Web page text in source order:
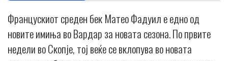
Францускиот среден бек Матео Фадуил е едно од
новите имиња во Вардар за новата сезона. По првите
недели во Скопје, тој веќе се вклопува во новата